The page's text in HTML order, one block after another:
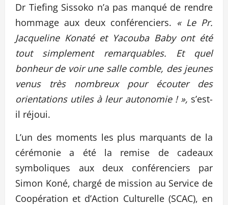
Dr Tiefing Sissoko n’a pas manqué de rendre
hommage aux deux conférenciers. « Le Pr.
Jacqueline Konaté et Yacouba Baby ont été
tout simplement remarquables. Et quel
bonheur de voir une salle comble, des jeunes
venus très nombreux pour écouter des
orientations utiles à leur autonomie ! », s’est-
il réjoui.
L’un des moments les plus marquants de la
cérémonie a été la remise de cadeaux
symboliques aux deux conférenciers par
Simon Koné, chargé de mission au Service de
Coopération et d’Action Culturelle (SCAC), en